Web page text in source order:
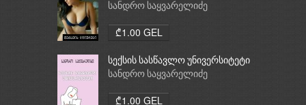
სანდრო საყვარელიძე
₾1.00 GEL
სექსის სასწავლო უნივერსიტეტი
სანდრო საყვარელიძე
₾1.00 GEL